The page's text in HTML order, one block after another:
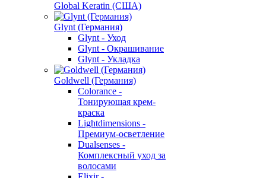
Global Keratin (США)
Glynt (Германия)
Glynt - Уход
Glynt - Окрашивание
Glynt - Укладка
Goldwell (Германия)
Colorance -
Тонирующая крем-
краска
Lightdimensions -
Премиум-осветление
Dualsenses -
Комплексный уход за
волосами